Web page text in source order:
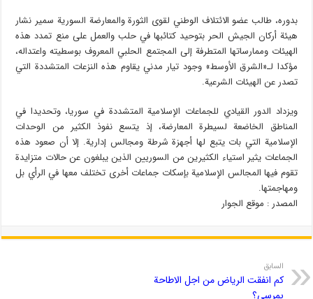
بدوره، طالب عضو الائتلاف الوطني لقوى الثورة والمعارضة السورية سمير نشار
هيئة أركان الجيش الحر بتوحيد كتائبها في حلب والعمل على منع تمدد هذه
الهيئات وممارساتها المتطرفة إلى المجتمع الحلبي المعروف بوسطيته واعتداله،
مؤكدا لـ«الشرق الأوسط» وجود تيار مدني يقاوم هذه النزعات المتشددة التي
تصدر عن الهيئات الشرعية.
ويزداد الدور القيادي للجماعات الإسلامية المتشددة في سوريا، وتحديدا في
المناطق الخاضعة لسيطرة المعارضة، إذ يتسع نفوذ الكثير من الوحدات
الإسلامية التي بات يتبع لها أجهزة شرطة ومجالس إدارية. إلا أن صعود هذه
الجماعات يثير استياء الكثيرين من السوريين الذين يبلغون عن حالات متزايدة
تقوم فيها المجالس الإسلامية بإسكات جماعات أخرى تختلف معها في الرأي بل
ومهاجمتها.
المصدر : موقع الجوار
السابق
كم انفقت الرياض من اجل الاطاحة
بمرسي؟